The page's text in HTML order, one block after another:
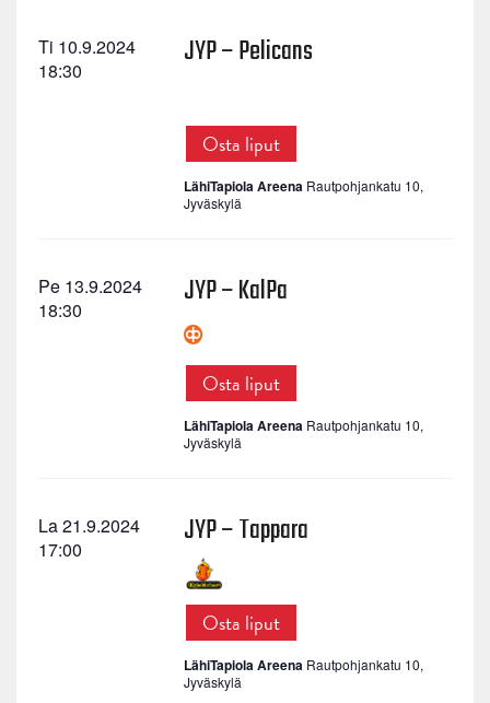
Ti 10.9.2024
18:30
JYP – Pelicans
Osta liput
LähiTapiola Areena Rautpohjankatu 10,
Jyväskylä
Pe 13.9.2024
18:30
JYP – KalPa
Osta liput
LähiTapiola Areena Rautpohjankatu 10,
Jyväskylä
La 21.9.2024
17:00
JYP – Tappara
Osta liput
LähiTapiola Areena Rautpohjankatu 10,
Jyväskylä